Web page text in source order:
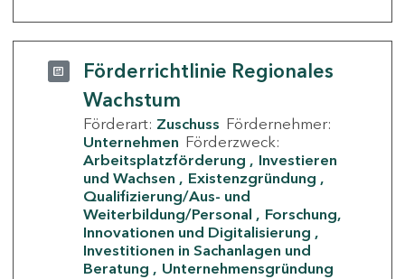
Förderrichtlinie Regionales
Wachstum
Förderart: Zuschuss Fördernehmer:
Unternehmen Förderzweck:
Arbeitsplatzförderung
Investieren
und Wachsen
Existenzgründung
Qualifizierung/Aus- und
Weiterbildung/Personal
Forschung,
Innovationen und Digitalisierung
Investitionen in Sachanlagen und
Beratung
Unternehmensgründung